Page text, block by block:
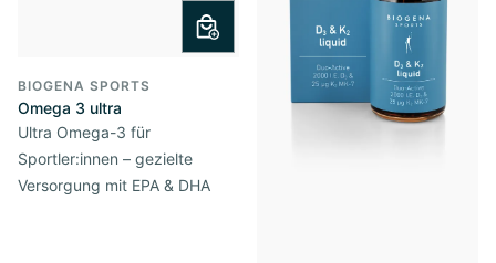
BIOGENA SPORTS
Omega 3 ultra
Ultra Omega-3 für
Sportler:innen – gezielte
Versorgung mit EPA & DHA